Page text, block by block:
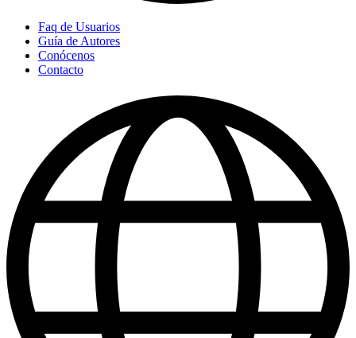
Faq de Usuarios
Guía de Autores
Conócenos
Contacto